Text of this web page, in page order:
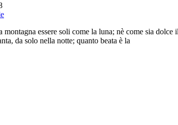
essere soli come la luna; nè come sia
da solo nella notte; quanto beata è la